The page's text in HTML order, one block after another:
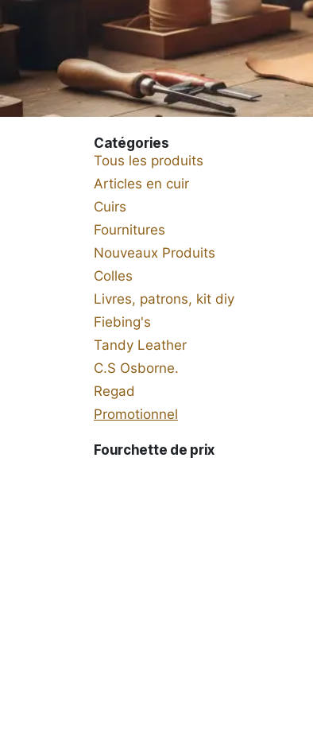
Catégories
Tous les produits
Articles en cuir
Cuirs
Fournitures
Nouveaux Produits
Colles
Livres, patrons, kit diy
Fiebing's
Tandy Leather
C.S Osborne.
Regad
Promotionnel
Fourchette de prix